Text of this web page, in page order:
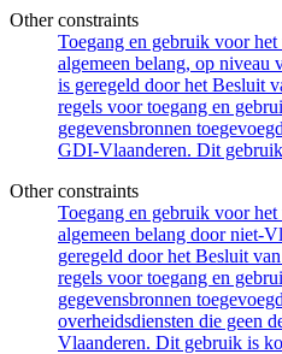
Other constraints
Toegang en gebruik voor
algemeen belang, op niveau
is geregeld door het Besluit
regels voor toegang en
gegevensbronnen
GDI-Vlaanderen. Dit
Other constraints
Toegang en gebruik voor
algemeen belang door niet-
geregeld door het Besluit
regels voor toegang en
gegevensbronnen
overheidsdiensten die geen
Vlaanderen. Dit gebruik is